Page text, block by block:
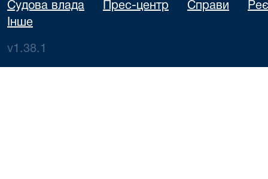
Судова влада Прес-центр Справи
Інше
v1.38.1